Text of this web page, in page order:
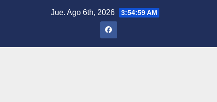
Jue. Ago 6th, 2026 3:55:00 AM